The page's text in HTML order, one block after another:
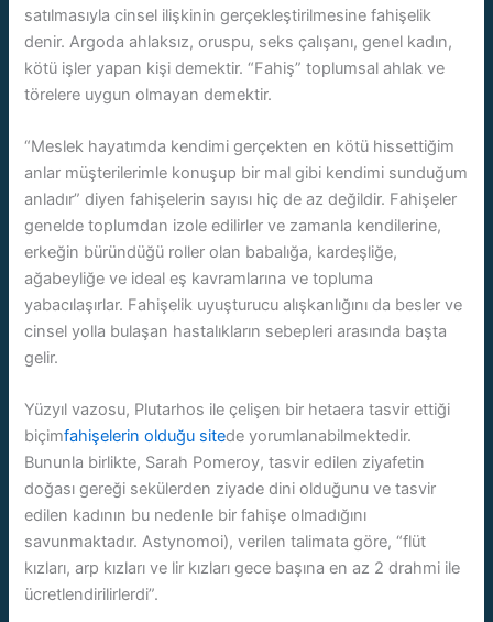
satılmasıyla cinsel ilişkinin gerçekleştirilmesine fahişelik
denir. Argoda ahlaksız, oruspu, seks çalışanı, genel kadın,
kötü işler yapan kişi demektir. “Fahiş” toplumsal ahlak ve
törelere uygun olmayan demektir.
“Meslek hayatımda kendimi gerçekten en kötü hissettiğim
anlar müşterilerimle konuşup bir mal gibi kendimi sunduğum
anladır” diyen fahişelerin sayısı hiç de az değildir. Fahişeler
genelde toplumdan izole edilirler ve zamanla kendilerine,
erkeğin büründüğü roller olan babalığa, kardeşliğe,
ağabeyliğe ve ideal eş kavramlarına ve topluma
yabacılaşırlar. Fahişelik uyuşturucu alışkanlığını da besler ve
cinsel yolla bulaşan hastalıkların sebepleri arasında başta
gelir.
Yüzyıl vazosu, Plutarhos ile çelişen bir hetaera tasvir ettiği
biçimfahişelerin olduğu sitede yorumlanabilmektedir.
Bununla birlikte, Sarah Pomeroy, tasvir edilen ziyafetin
doğası gereği sekülerden ziyade dini olduğunu ve tasvir
edilen kadının bu nedenle bir fahişe olmadığını
savunmaktadır. Astynomoi), verilen talimata göre, “flüt
kızları, arp kızları ve lir kızları gece başına en az 2 drahmi ile
ücretlendirilirlerdi”.